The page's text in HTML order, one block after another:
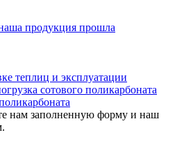
продукция прошла
теплиц и эксплуатации
сотового поликарбоната
нам заполненную форму и наш